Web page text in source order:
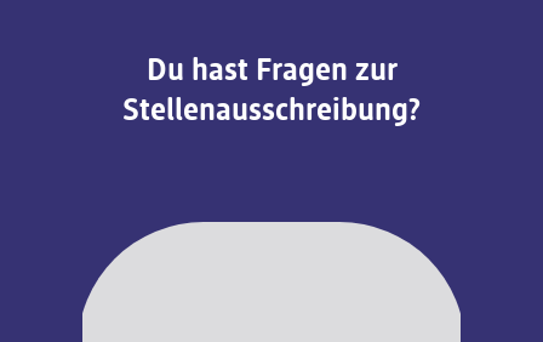
Du hast Fragen zur
Stellenausschreibung?